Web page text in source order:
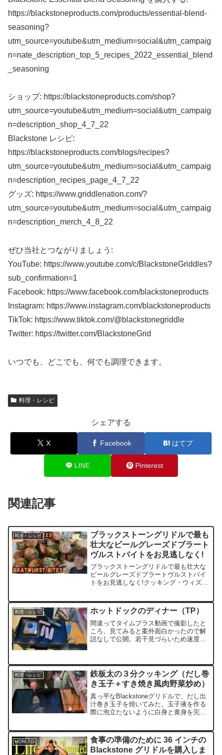
https://blackstoneproducts.com/products/essential-blend-
seasoning?
utm_source=youtube&utm_medium=social&utm_campaig
n=nate_description_top_5_recipes_2022_essential_blend
_seasoning
ショップ: https://blackstoneproducts.com/shop?
utm_source=youtube&utm_medium=social&utm_campaig
n=description_shop_4_7_22
Blackstone レシピ:
https://blackstoneproducts.com/blogs/recipes?
utm_source=youtube&utm_medium=social&utm_campaig
n=description_recipes_page_4_7_22
グッズ: https://www.griddlenation.com/?
utm_source=youtube&utm_medium=social&utm_campaig
n=description_merch_4_8_22
ぜひ当社とつながりましょう:
YouTube: https://www.youtube.com/c/BlackstoneGriddles?
sub_confirmation=1
Facebook: https://www.facebook.com/blackstoneproducts
Instagram: https://www.instagram.com/blackstoneproducts
TikTok: https://www.tiktok.com/@blackstonegriddle
Twitter: https://twitter.com/BlackstoneGrid
いつでも、どこでも、何でも調理できます。
料理・レシピ
シェアする
X Facebook はてブ
LINE Pinterest
関連記事
料理・レシピ
ブラックストーングリドルで最も
壮大なビールグレーズドブラート
ヴルストバイトをお見逃しなく!
ブラックストーングリドルで最も壮大な
ビールグレーズドブラートヴルストバイ
トをお見逃しなく!クッキング・ウィズ・
ストーングリドルでビールグレーズドブ
ラートヴルストバイト...
料理・レシピ ホットドックのディナー（TP）
間違ってタイムプラス動画で撮影したと
ころ、見てみると案外面白かったので解
説なしで公開。若干見づらいため速度を
節約のためTP速度のまま。実際には１時
間くらいの撮影内容です...
料理・レシピ
鉄板太の３分クッキング（だし巻
き玉子＋すき焼き風肉野菜炒め）
真っ平なBlackstoneグリドルで、だし出
汁巻き玉子を焼いてみた。玉子液を作る
際に泡立たないように白身と黄身を完全
ュラで形を整えて巻いていくだけ。玉子
焼きフライパン...
HOW TO
食事の準備のために 36 インチの
Blackstone グリドルを購入しま